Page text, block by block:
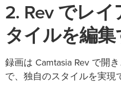
2. Rev でレ
タイルを編集
録画は Camtasia Rev で開
で、独自のスタイルを実現